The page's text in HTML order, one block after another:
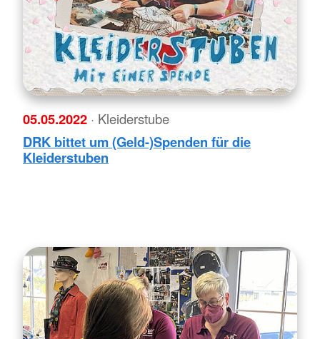
05.05.2022 · Kleiderstube
DRK bittet um (Geld-)Spenden für die
Kleiderstuben